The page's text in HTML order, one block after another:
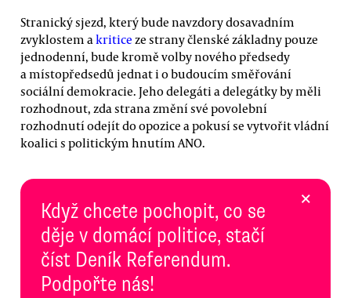
Stranický sjezd, který bude navzdory dosavadním
zvyklostem a kritice ze strany členské základny pouze
jednodenní, bude kromě volby nového předsedy
a místopředsedů jednat i o budoucím směřování
sociální demokracie. Jeho delegáti a delegátky by měli
rozhodnout, zda strana změní své povolební
rozhodnutí odejít do opozice a pokusí se vytvořit vládní
koalici s politickým hnutím ANO.
Když chcete pochopit, co se
děje v domácí politice, stačí
číst Deník Referendum.
Podpořte nás!
×